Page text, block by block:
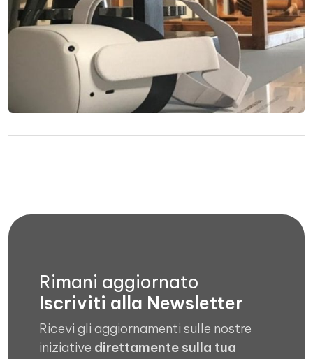
Rimani aggiornato
Iscriviti alla Newsletter
Ricevi gli aggiornamenti sulle nostre
iniziative direttamente sulla tua